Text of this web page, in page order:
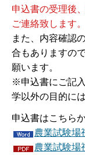
申込書の受理後
ご連絡致します。
また、内容確認
合もありますの
願います。
※申込書にご記
学以外の目的に
申込書はこちら
農業試験場
農業試験場